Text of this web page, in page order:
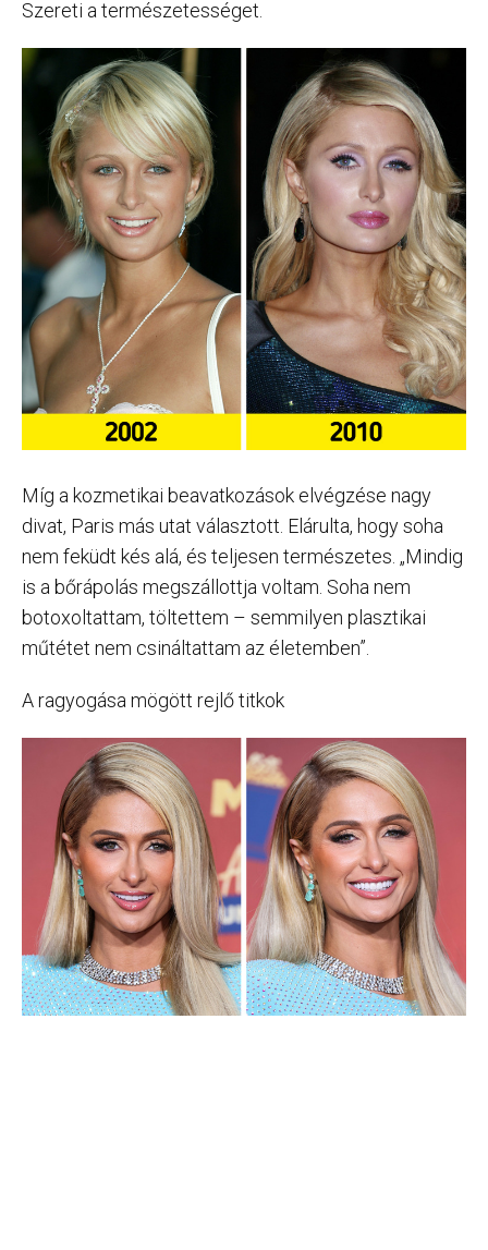
Szereti a természetességet.
Míg a kozmetikai beavatkozások elvégzése nagy
divat, Paris más utat választott. Elárulta, hogy soha
nem feküdt kés alá, és teljesen természetes. „Mindig
is a bőrápolás megszállottja voltam. Soha nem
botoxoltattam, töltettem – semmilyen plasztikai
műtétet nem csináltattam az életemben”.
A ragyogása mögött rejlő titkok